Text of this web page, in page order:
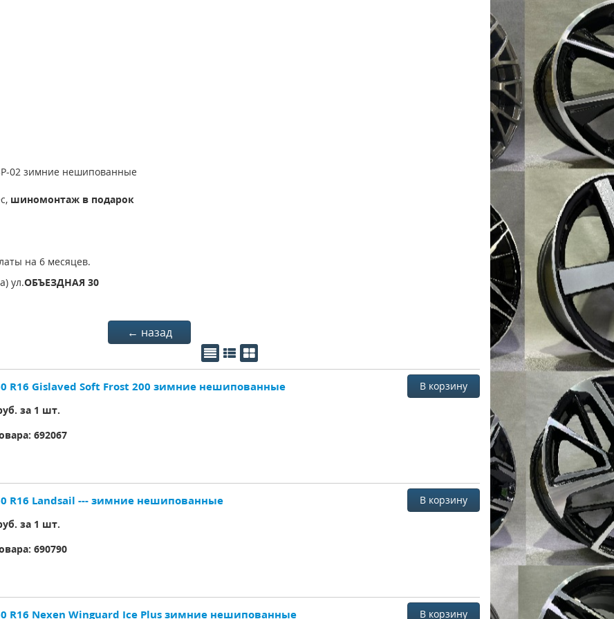
02 зимние нешипованные
шиномонтаж в подарок
на 6 месяцев.
ул.ОБЪЕЗДНАЯ 30
← назад
R16 Gislaved Soft Frost 200 зимние нешипованные
за 1 шт.
692067
В корзину
R16 Landsail --- зимние нешипованные
за 1 шт.
690790
В корзину
R16 Nexen Winguard Ice Plus зимние нешипованные В корзину